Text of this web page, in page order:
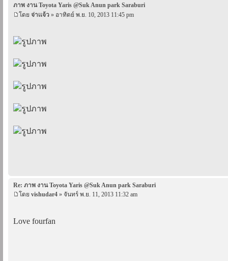
ภาพ งาน Toyota Yaris @Suk Anun park Saraburi
โดย จ่าเเจ้ว » อาทิตย์ พ.ย. 10, 2013 11:45 pm
Re: ภาพ งาน Toyota Yaris @Suk Anun park Saraburi
โดย vishudar4 » จันทร์ พ.ย. 11, 2013 11:32 am
Love fourfan